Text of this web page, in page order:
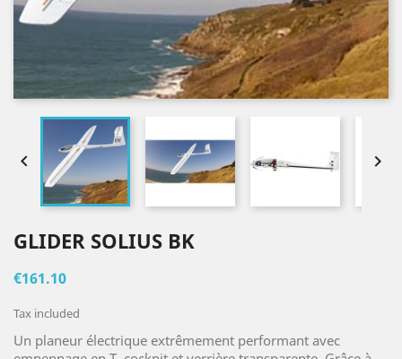
 
GLIDER SOLIUS BK
€161.10
Tax included
Un planeur électrique extrêmement performant avec